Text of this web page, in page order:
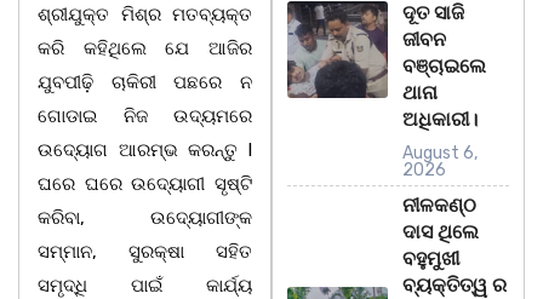
ଶ୍ରୀଯୁକ୍ତ ମିଶ୍ର ମତବ୍ୟକ୍ତ
କରି କହିଥିଲେ ଯେ ଆଜିର
ଯୁବପୀଢ଼ି ଚାକିରୀ ପଛରେ ନ
ଗୋଡାଇ ନିଜ ଉଦ୍ୟମରେ
ଉଦ୍ୟୋଗ ଆରମ୍ଭ କରନ୍ତୁ l
ଘରେ ଘରେ ଉଦ୍ୟୋଗୀ ସୃଷ୍ଟି
କରିବା, ଉଦ୍ୟୋଗୀଙ୍କ
ସମ୍ମାନ, ସୁରକ୍ଷା ସହିତ
ସମୃଦ୍ଧି ପାଇଁ କାର୍ଯ୍ୟ
ଦୂତ ସାଜି
ଜୀବନ
ବଞ୍ଚାଇଲେ
ଥାନା
ଅଧିକାରୀ।
August 6,
2026
ନୀଳକଣ୍ଠ
ଦାସ ଥିଲେ
ବହୁମୁଖୀ
ବ୍ୟକ୍ତିତ୍ୱ ର